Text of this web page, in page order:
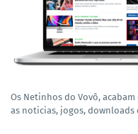
Os Netinhos do Vovô,
as noticias, jogos, downloads